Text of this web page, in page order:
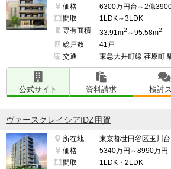
価格
6300万円台～2億
間取
1LDK～3LDK
専有面積
33.91m2 ～95.58m2
総戸数
41戸
交通
東急大井町線 荏原町
公式サイト 資料請求 検討
ヴァースクレイシアIDZ用賀
所在地
東京都世田谷区玉川
価格
5340万円～8990万円
間取
1LDK・2LDK